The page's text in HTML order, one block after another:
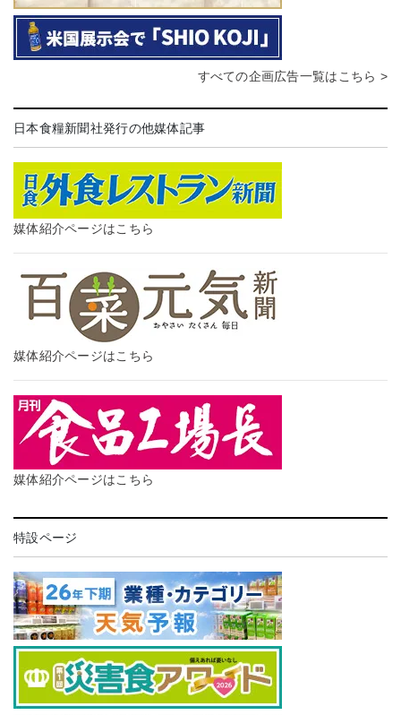
すべての企画広告一覧はこちら >
日本食糧新聞社発行の他媒体記事
媒体紹介ページはこちら
媒体紹介ページはこちら
媒体紹介ページはこちら
特設ページ